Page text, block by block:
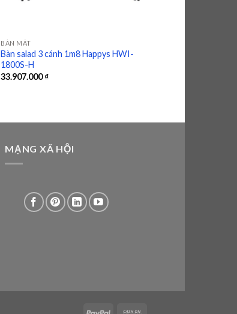
BÀN MÁT
Bàn salad 3 cánh 1m8 Happys HWI-
1800S-H
33.907.000₫
MẠNG XÃ HỘI